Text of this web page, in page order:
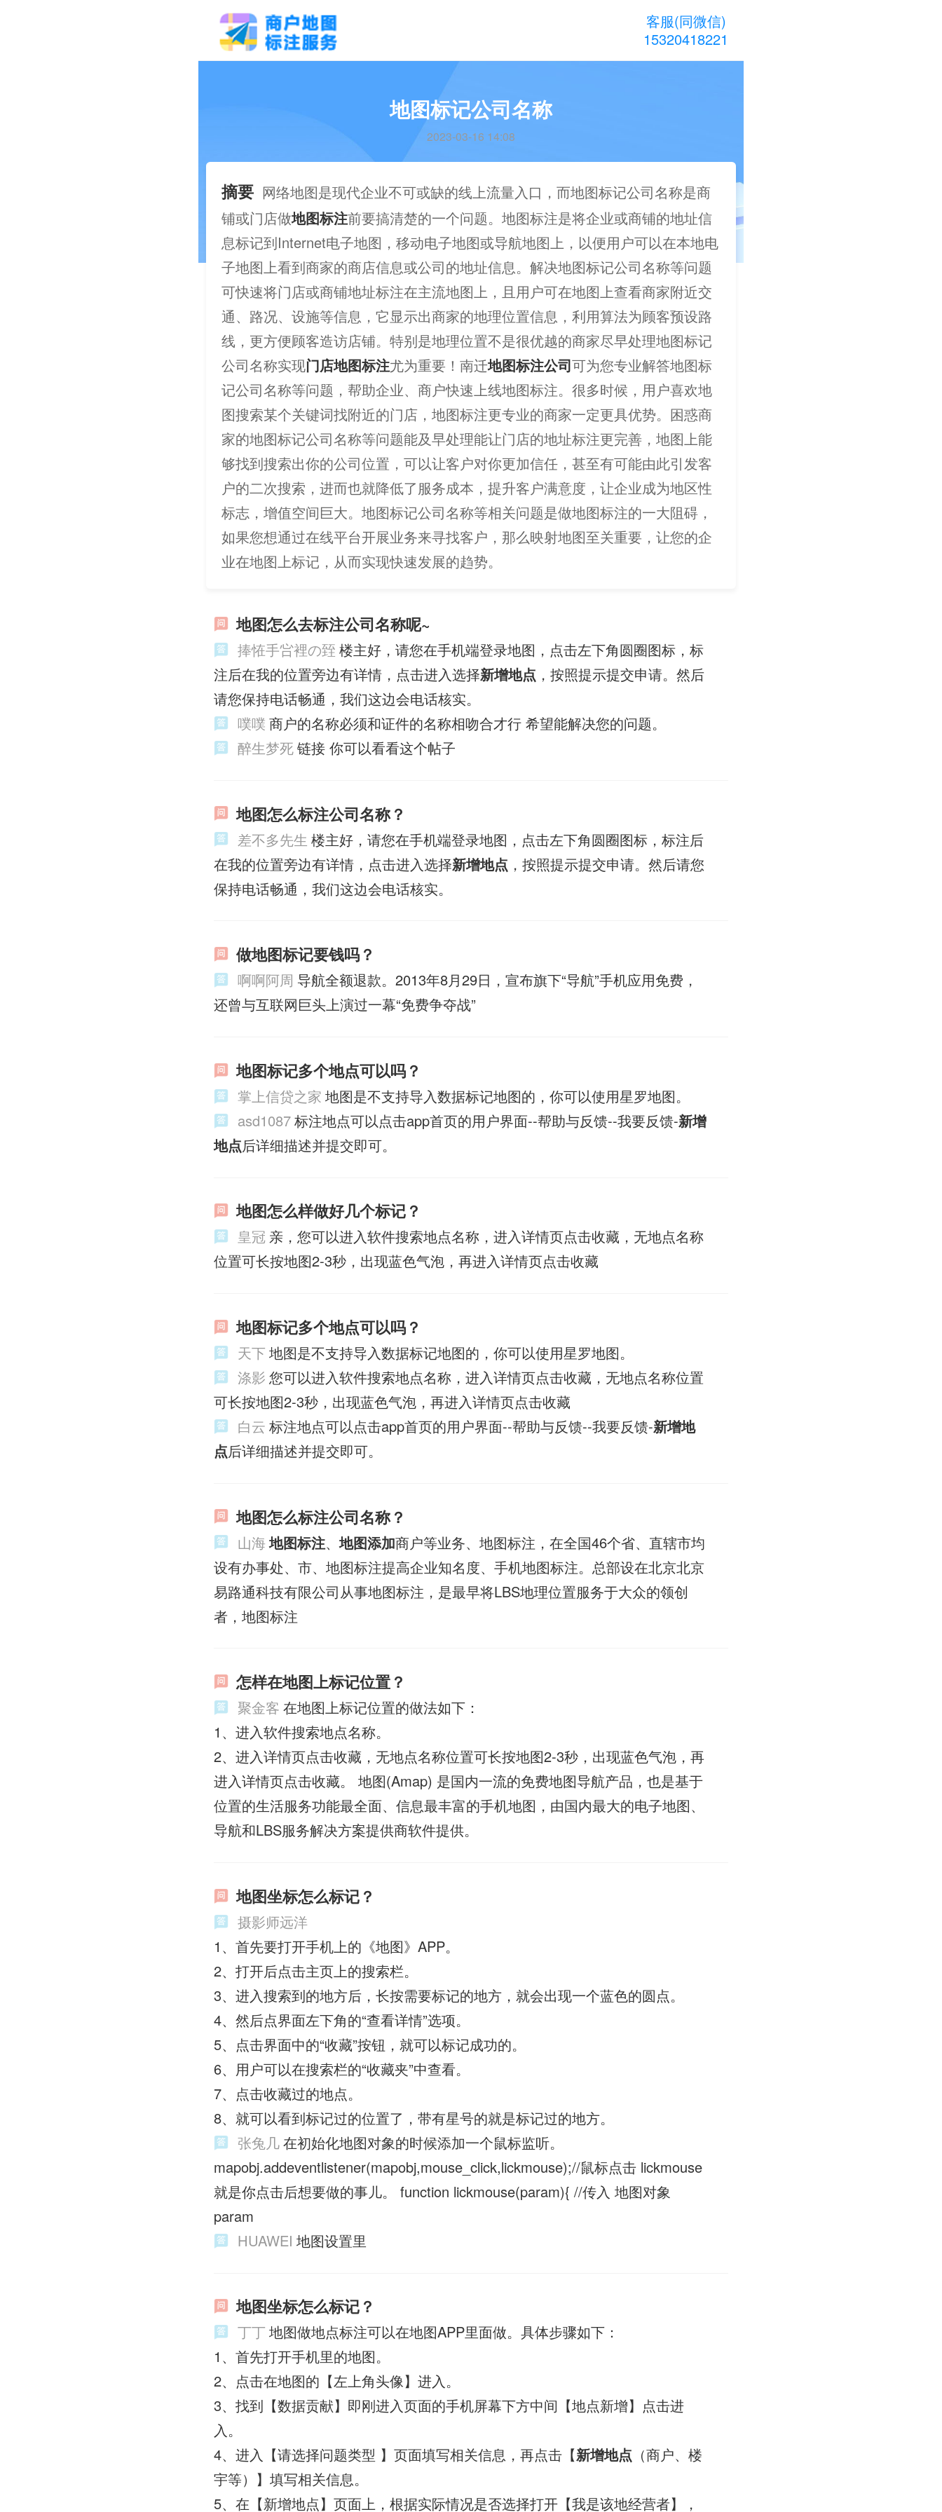
客服(同微信)
15320418221
地图标记公司名称
2023-03-16 14:08
摘要 网络地图是现代企业不可或缺的线上流量入口，而地图标记公司名称是商
铺或门店做地图标注前要搞清楚的一个问题。地图标注是将企业或商铺的地址信
息标记到Internet电子地图，移动电子地图或导航地图上，以便用户可以在本地电
子地图上看到商家的商店信息或公司的地址信息。解决地图标记公司名称等问题
可快速将门店或商铺地址标注在主流地图上，且用户可在地图上查看商家附近交
通、路况、设施等信息，它显示出商家的地理位置信息，利用算法为顾客预设路
线，更方便顾客造访店铺。特别是地理位置不是很优越的商家尽早处理地图标记
公司名称实现门店地图标注尤为重要！南迁地图标注公司可为您专业解答地图标
记公司名称等问题，帮助企业、商户快速上线地图标注。很多时候，用户喜欢地
图搜索某个关键词找附近的门店，地图标注更专业的商家一定更具优势。困惑商
家的地图标记公司名称等问题能及早处理能让门店的地址标注更完善，地图上能
够找到搜索出你的公司位置，可以让客户对你更加信任，甚至有可能由此引发客
户的二次搜索，进而也就降低了服务成本，提升客户满意度，让企业成为地区性
标志，增值空间巨大。地图标记公司名称等相关问题是做地图标注的一大阻碍，
如果您想通过在线平台开展业务来寻找客户，那么映射地图至关重要，让您的企
业在地图上标记，从而实现快速发展的趋势。
地图怎么去标注公司名称呢~
捧恠手吢裡の臸 楼主好，请您在手机端登录地图，点击左下角圆圈图标，标
注后在我的位置旁边有详情，点击进入选择新增地点 ，按照提示提交申请。然后
请您保持电话畅通，我们这边会电话核实。
噗噗 商户的名称必须和证件的名称相吻合才行 希望能解决您的问题。
醉生梦死链接 你可以看看这个帖子
地图怎么标注公司名称？
差不多先生 楼主好，请您在手机端登录地图，点击左下角圆圈图标，标注后
在我的位置旁边有详情，点击进入选择新增地点 ，按照提示提交申请。然后请您
保持电话畅通，我们这边会电话核实。
做地图标记要钱吗？
啊啊阿周 导航全额退款。2013年8月29日，宣布旗下“导航”手机应用免费，
还曾与互联网巨头上演过一幕“免费争夺战”
地图标记多个地点可以吗？
掌上信贷之家 地图是不支持导入数据标记地图的，你可以使用星罗地图。
asd1087标注地点可以点击app首页的用户界面--帮助与反馈--我要反馈-新增
地点后详细描述并提交即可。
地图怎么样做好几个标记？
皇冠 亲，您可以进入软件搜索地点名称，进入详情页点击收藏，无地点名称
位置可长按地图2-3秒，出现蓝色气泡，再进入详情页点击收藏
地图标记多个地点可以吗？
天下 地图是不支持导入数据标记地图的，你可以使用星罗地图。
涤影 您可以进入软件搜索地点名称，进入详情页点击收藏，无地点名称位置
可长按地图2-3秒，出现蓝色气泡，再进入详情页点击收藏
白云 标注地点可以点击app首页的用户界面--帮助与反馈--我要反馈-新增地
点后详细描述并提交即可。
地图怎么标注公司名称？
山海 地图标注、地图添加商户等业务、地图标注，在全国46个省、直辖市均
设有办事处、市、地图标注提高企业知名度、手机地图标注。总部设在北京北京
易路通科技有限公司从事地图标注，是最早将LBS地理位置服务于大众的领创
者，地图标注
怎样在地图上标记位置？
聚金客 在地图上标记位置的做法如下：
1、进入软件搜索地点名称。
2、进入详情页点击收藏，无地点名称位置可长按地图2-3秒，出现蓝色气泡，再
进入详情页点击收藏。 地图(Amap) 是国内一流的免费地图导航产品，也是基于
位置的生活服务功能最全面、信息最丰富的手机地图，由国内最大的电子地图、
导航和LBS服务解决方案提供商软件提供。
地图坐标怎么标记？
摄影师远洋
1、首先要打开手机上的《地图》APP。
2、打开后点击主页上的搜索栏。
3、进入搜索到的地方后，长按需要标记的地方，就会出现一个蓝色的圆点。
4、然后点界面左下角的“查看详情”选项。
5、点击界面中的“收藏”按钮，就可以标记成功的。
6、用户可以在搜索栏的“收藏夹”中查看。
7、点击收藏过的地点。
8、就可以看到标记过的位置了，带有星号的就是标记过的地方。
张兔几在初始化地图对象的时候添加一个鼠标监听。
mapobj.addeventlistener(mapobj,mouse_click,lickmouse);//鼠标点击 lickmouse
就是你点击后想要做的事儿。 function lickmouse(param){ //传入 地图对象
param
HUAWEI 地图设置里
地图坐标怎么标记？
丁丁 地图做地点标注可以在地图APP里面做。具体步骤如下：
1、首先打开手机里的地图。
2、点击在地图的【左上角头像】进入。
3、找到【数据贡献】即刚进入页面的手机屏幕下方中间【地点新增】点击进
入。
4、进入【请选择问题类型 】页面填写相关信息，再点击【新增地点 （商户、楼
宇等）】填写相关信息。
5、在【新增地点】页面上，根据实际情况是否选择打开【我是该地经营者】，